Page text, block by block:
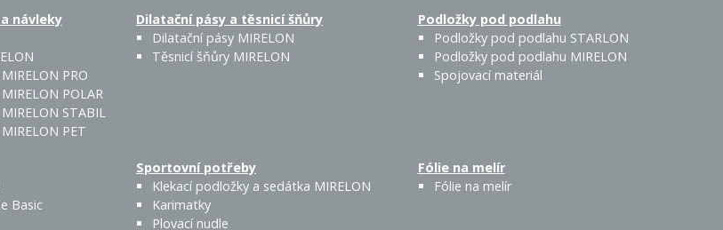
návleky
PRO
POLAR
STABIL
PET
Dilatační pásy a těsnicí šňůry
Dilatační pásy MIRELON
Těsnicí šňůry MIRELON
Podložky pod podlahu
Podložky pod podlahu STARLON
Podložky pod podlahu MIRELON
Spojovací materiál
Basic
Sportovní potřeby
Klekací podložky a sedátka MIRELON
Karimatky
Plovací nudle
Fólie na melír
Fólie na melír